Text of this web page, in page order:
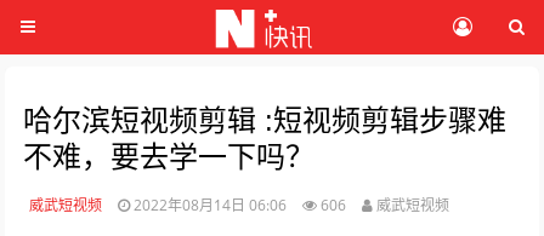
哈尔滨短视频剪辑 :短视频剪辑步骤难
不难，要去学一下吗？
威武短视频 2022年08月14日 06:06 606 威武短视频